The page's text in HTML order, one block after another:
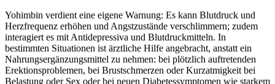
Yohimbin verdient eine eigene Warnung: Es kann Blutdruck und
Herzfrequenz erhöhen und Angstzustände verschlimmern; zudem
interagiert es mit Antidepressiva und Blutdruckmitteln. In
bestimmten Situationen ist ärztliche Hilfe angebracht, anstatt ein
Nahrungsergänzungsmittel zu nehmen: bei plötzlich auftretenden
Erektionsproblemen, bei Brustschmerzen oder Kurzatmigkeit bei
Belastung oder Sex oder bei neuen Diabetessymptomen wie starkem